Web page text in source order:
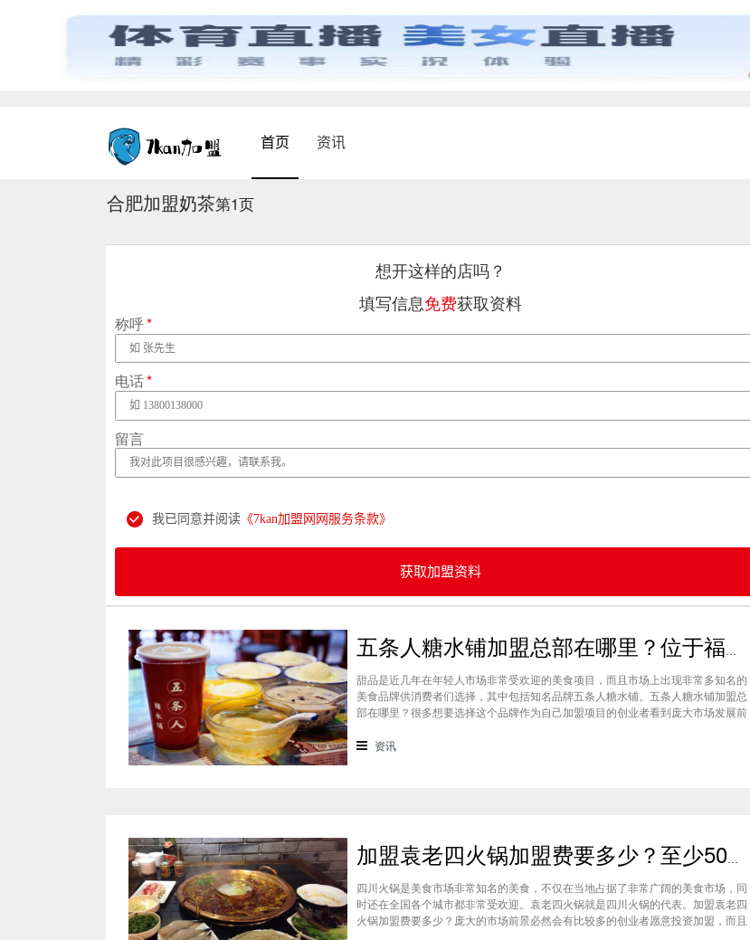
首页 资讯
合肥加盟奶茶第1页
想开这样的店吗？
填写信息免费获取资料
称呼*
电话*
留言
我已同意并阅读 《7kan加盟网网服务条款》
获取加盟资料
五条人糖水铺加盟总部在哪里？位于福建厦门欢迎大家前来考察
甜品是近几年在年轻人市场非常受欢迎的美食项目，而且市场上出现非常多知名的
美食品牌供消费者们选择，其中包括知名品牌五条人糖水铺。五条人糖水铺加盟总
部在哪里？很多想要选择这个品牌作为自己加盟项目的创业者看到庞大市场发展前
条人糖水铺加盟情况，欢迎大家前来考察。五条人糖水铺加盟总部在哪里？五条人
资讯
加盟袁老四火锅加盟费要多少？至少50万资金你准备好了吗？
四川火锅是美食市场非常知名的美食，不仅在当地占据了非常广阔的美食市场，同
时还在全国各个城市都非常受欢迎。袁老四火锅就是四川火锅的代表。加盟袁老四
火锅加盟费要多少？庞大的市场前景必然会有比较多的创业者愿意投资加盟，而且